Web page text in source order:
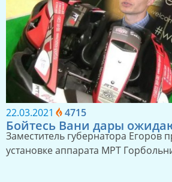
22.03.2021 4715
Бойтесь Вани дары
Заместитель губернатора Егоров
установке аппарата МРТ